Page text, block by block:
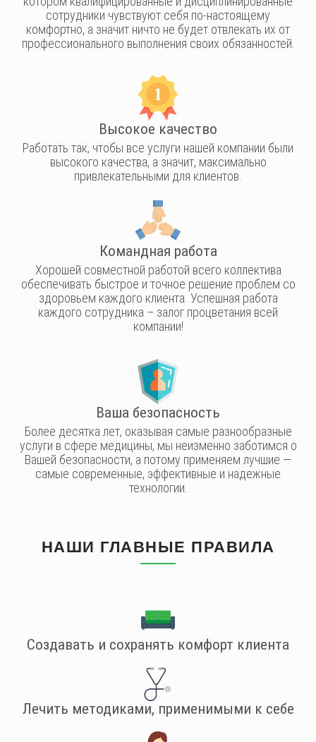
сотрудники чувствуют себя по-настоящему
комфортно, а значит ничто не будет отвлекать их от
профессионального выполнения своих обязанностей.​
Высокое качество
Работать так, чтобы все услуги нашей компании были
высокого качества, а значит, максимально
привлекательными для клиентов.
Командная работа
Хорошей совместной работой всего коллектива
обеспечивать быстрое и точное решение проблем со
здоровьем каждого клиента. Успешная работа
каждого сотрудника – залог процветания всей
компании!
Ваша безопасность
Более десятка лет, оказывая самые разнообразные
услуги в сфере медицины, мы неизменно заботимся о
Вашей безопасности, а потому применяем лучшие —
самые современные, эффективные и надежные
технологии.
НАШИ ГЛАВНЫЕ ПРАВИЛА
Cоздавать и сохранять комфорт клиента
Лечить методиками, применимыми к себе